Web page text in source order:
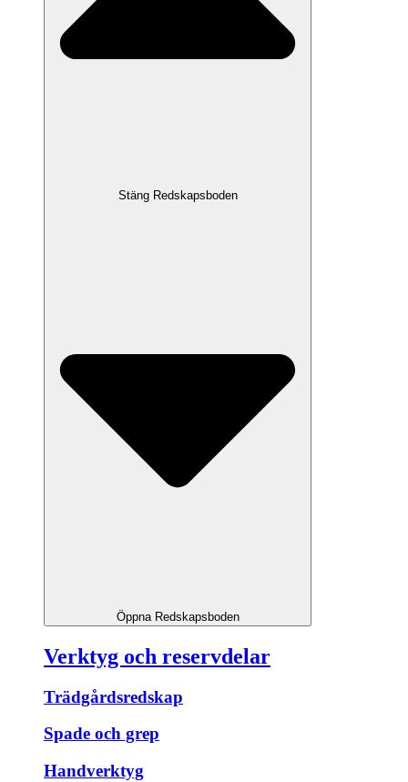
Stäng Redskapsboden
Öppna Redskapsboden
Verktyg och reservdelar
Trädgårdsredskap
Spade och grep
Handverktyg